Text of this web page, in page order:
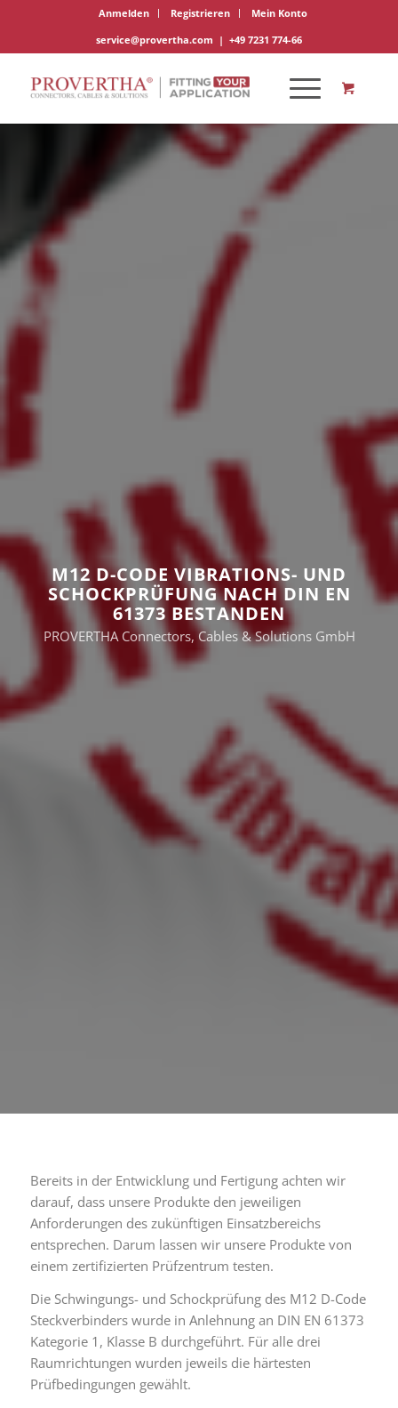
Anmelden Registrieren
Mein Konto
service@provertha.com | +49 7231 774-66
M12 D-CODE VIBRATIONS- UND
SCHOCKPRÜFUNG NACH DIN EN
61373 BESTANDEN
PROVERTHA Connectors, Cables & Solutions GmbH
Bereits in der Entwicklung und Fertigung achten wir
darauf, dass unsere Produkte den jeweiligen
Anforderungen des zukünftigen Einsatzbereichs
entsprechen. Darum lassen wir unsere Produkte von
einem zertifizierten Prüfzentrum testen.
Die Schwingungs- und Schockprüfung des M12 D-Code
Steckverbinders wurde in Anlehnung an DIN EN 61373
Kategorie 1, Klasse B durchgeführt. Für alle drei
Raumrichtungen wurden jeweils die härtesten
Prüfbedingungen gewählt.